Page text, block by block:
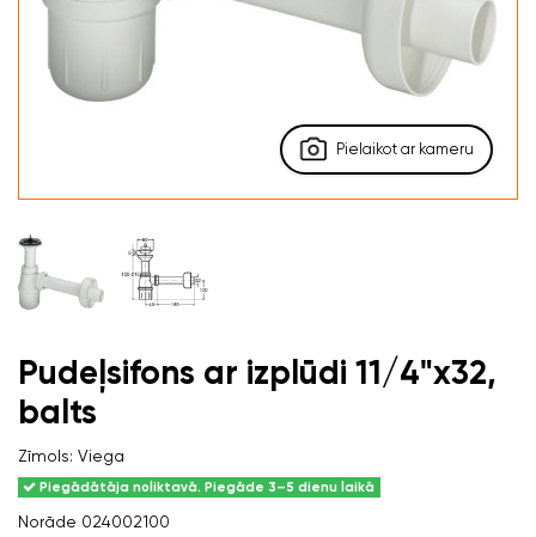
Pielaikot ar kameru
Pudeļsifons ar izplūdi 11/4"x32,
balts
Zīmols: Viega
Piegādātāja noliktavā. Piegāde 3–5 dienu laikā
Norāde 024002100